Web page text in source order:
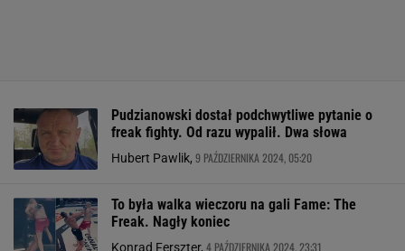
Pudzianowski dostał podchwytliwe pytanie o
freak fighty. Od razu wypalił. Dwa słowa
Hubert Pawlik, 9 PAŹDZIERNIKA 2024, 05:20
To była walka wieczoru na gali Fame: The
Freak. Nagły koniec
Konrad Ferszter, 4 PAŹDZIERNIKA 2024, 23:31